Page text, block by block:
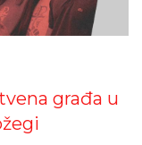
građa u